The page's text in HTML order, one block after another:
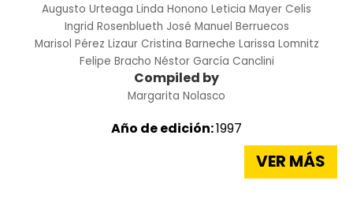
Augusto Urteaga Linda Honono Leticia Mayer Celis
Ingrid Rosenblueth José Manuel Berruecos
Marisol Pérez Lizaur Cristina Barneche Larissa Lomnitz
Felipe Bracho Néstor García Canclini
Compiled by
Margarita Nolasco
Año de edición:1997
VER MÁS